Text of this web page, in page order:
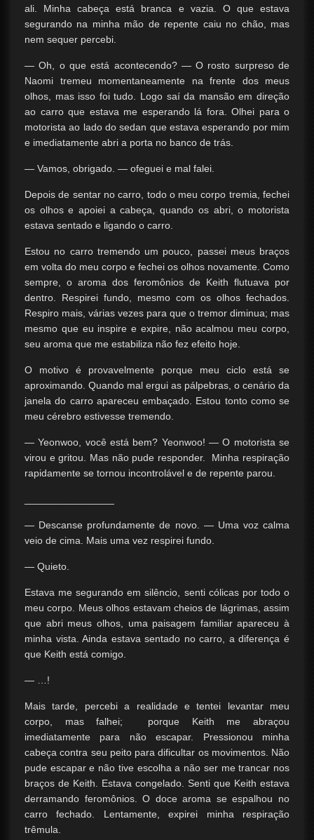
ali. Minha cabeça está branca e vazia. O que estava
segurando na minha mão de repente caiu no chão, mas
nem sequer percebi.
— Oh, o que está acontecendo? — O rosto surpreso de
Naomi tremeu momentaneamente na frente dos meus
olhos, mas isso foi tudo. Logo saí da mansão em direção
ao carro que estava me esperando lá fora. Olhei para o
motorista ao lado do sedan que estava esperando por mim
e imediatamente abri a porta no banco de trás.
— Vamos, obrigado. — ofeguei e mal falei.
Depois de sentar no carro, todo o meu corpo tremia, fechei
os olhos e apoiei a cabeça, quando os abri, o motorista
estava sentado e ligando o carro.
Estou no carro tremendo um pouco, passei meus braços
em volta do meu corpo e fechei os olhos novamente. Como
sempre, o aroma dos feromônios de Keith flutuava por
dentro. Respirei fundo, mesmo com os olhos fechados.
Respiro mais, várias vezes para que o tremor diminua; mas
mesmo que eu inspire e expire, não acalmou meu corpo,
seu aroma que me estabiliza não fez efeito hoje.
O motivo é provavelmente porque meu ciclo está se
aproximando. Quando mal ergui as pálpebras, o cenário da
janela do carro apareceu embaçado. Estou tonto como se
meu cérebro estivesse tremendo.
— Yeonwoo, você está bem? Yeonwoo! — O motorista se
virou e gritou. Mas não pude responder. Minha respiração
rapidamente se tornou incontrolável e de repente parou.
— Descanse profundamente de novo. — Uma voz calma
veio de cima. Mais uma vez respirei fundo.
— Quieto.
Estava me segurando em silêncio, senti cólicas por todo o
meu corpo. Meus olhos estavam cheios de lágrimas, assim
que abri meus olhos, uma paisagem familiar apareceu à
minha vista. Ainda estava sentado no carro, a diferença é
que Keith está comigo.
— …!
Mais tarde, percebi a realidade e tentei levantar meu
corpo, mas falhei; porque Keith me abraçou
imediatamente para não escapar. Pressionou minha
cabeça contra seu peito para dificultar os movimentos. Não
pude escapar e não tive escolha a não ser me trancar nos
braços de Keith. Estava congelado. Senti que Keith estava
derramando feromônios. O doce aroma se espalhou no
carro fechado. Lentamente, expirei minha respiração
trêmula.